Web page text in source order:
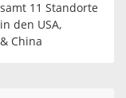
11 Standorte
den USA,
China